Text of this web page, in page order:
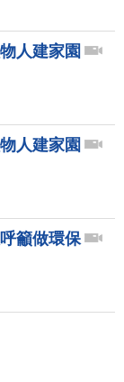
人建家園
人建家園
籲做環保